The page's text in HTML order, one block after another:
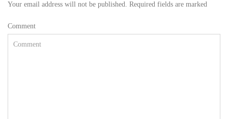
Your email address will not be published. Required fields are marked
Comment